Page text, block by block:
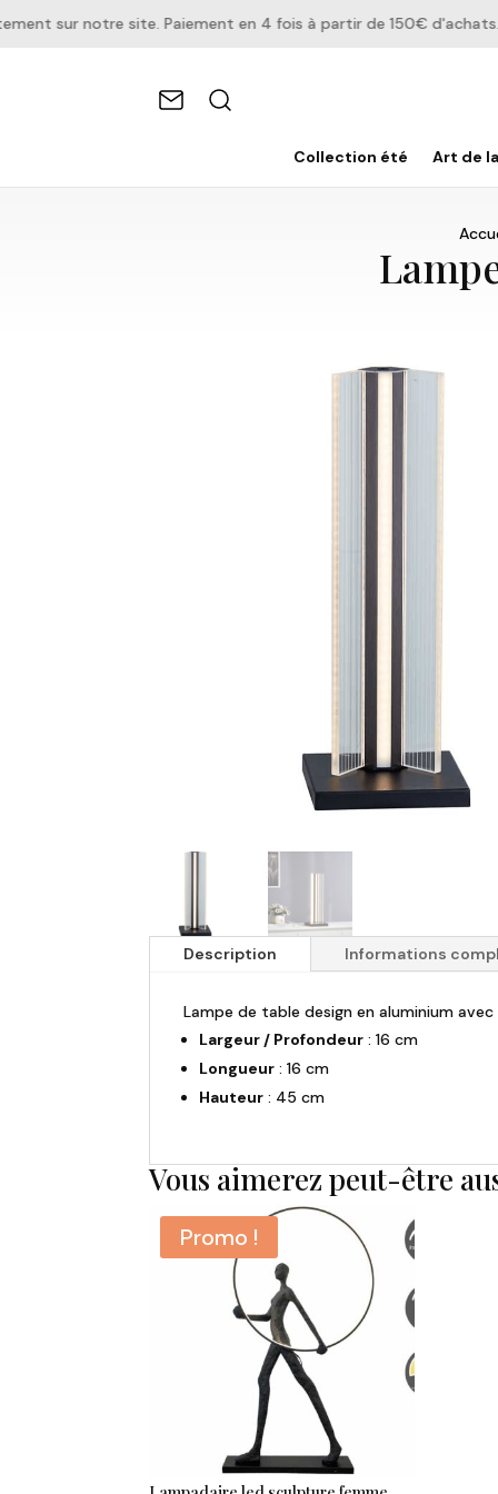
sur notre site. Paiement en 4 fois à partir de 150€ d'achats.
Collection été Art de
Description Informations
Lampe de table design en aluminium avec
Largeur / Profondeur : 16 cm
Longueur : 16 cm
Hauteur : 45 cm
Vous aimerez peut-être
Promo !